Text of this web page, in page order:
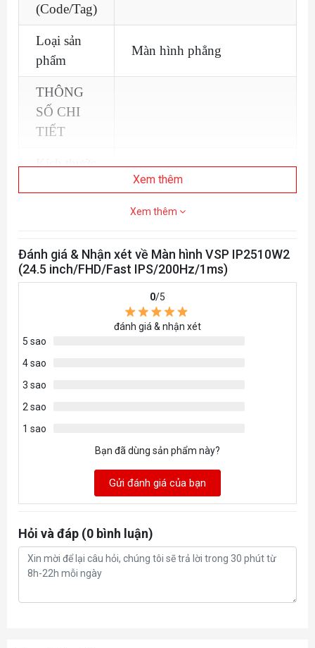
(Code/Tag)
Loại sản
phẩm
Màn hình phẳng
THÔNG
SỐ CHI
TIẾT
Kích thước
24.5inch
Độ phân
giải
FHD 1920 x 1080
IPS
Tần số
quét
Độ sáng 250 nits (typ)
Góc nhìn
178º horizontal, 178º
vertical
88% , sRGB 129%, Adobe
Xem thêm
Xem thêm
Đánh giá & Nhận xét về Màn hình VSP IP2510W2
(24.5 inch/FHD/Fast IPS/200Hz/1ms)
0/5
đánh giá & nhận xét
5 sao
4 sao
3 sao
2 sao
1 sao
Bạn đã dùng sản phẩm này?
Gửi đánh giá của bạn
Hỏi và đáp (0 bình luận)